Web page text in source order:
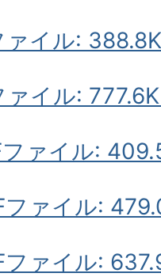
イル:
イル:
ファイル:
ファイル:
ファイル: